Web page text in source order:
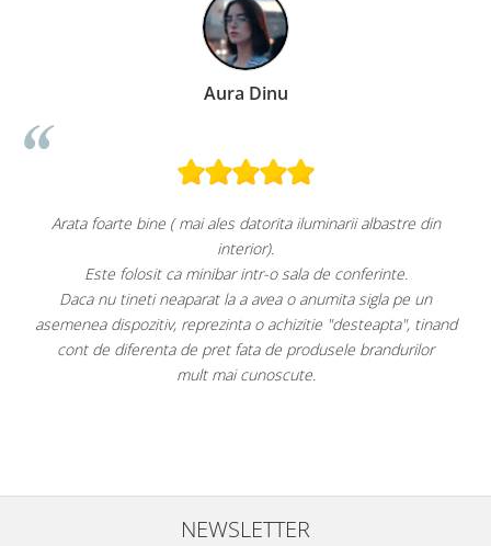
Aura Dinu
Arata foarte bine ( mai ales datorita iluminarii albastre din
interior).
Este folosit ca minibar intr-o sala de conferinte.
Daca nu tineti neaparat la a avea o anumita sigla pe un
asemenea dispozitiv, reprezinta o achizitie "desteapta", tinand
cont de diferenta de pret fata de produsele brandurilor
mult mai cunoscute.
NEWSLETTER